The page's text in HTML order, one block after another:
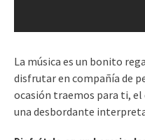
La música es un bonito
disfrutar en compañía de
ocasión traemos para ti, el
una desbordante